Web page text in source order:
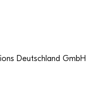
Deutschland GmbH